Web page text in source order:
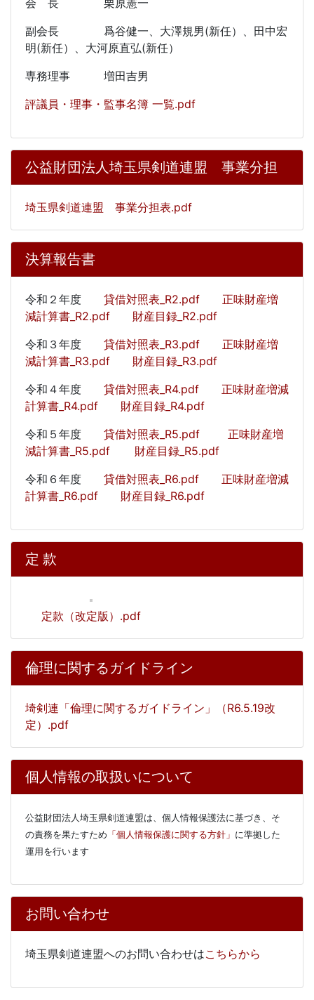
会 長 栗原憲一
副会長 爲谷健一、大澤規男(新任）、田中宏
明(新任）、大河原直弘(新任）
専務理事 増田吉男
評議員・理事・監事名簿 一覧.pdf
公益財団法人埼玉県剣道連盟 事業分担
埼玉県剣道連盟 事業分担表.pdf
決算報告書
令和２年度 貸借対照表_R2.pdf
正味財産増
減計算書_R2.pdf
財産目録_R2.pdf
令和３年度 貸借対照表_R3.pdf
正味財産増
減計算書_R3.pdf
財産目録_R3.pdf
令和４年度 貸借対照表_R4.pdf
正味財産増減
計算書_R4.pdf
財産目録_R4.pdf
令和５年度 貸借対照表_R5.pdf
正味財産増
減計算書_R5.pdf
財産目録_R5.pdf
令和６年度 貸借対照表_R6.pdf
正味財産増減
計算書_R6.pdf
財産目録_R6.pdf
定 款
定款（改定版）.pdf
倫理に関するガイドライン
埼剣連「倫理に関するガイドライン」（R6.5.19改
定）.pdf
個人情報の取扱いについて
公益財団法人埼玉県剣道連盟は、個人情報保護法に基づき、そ
の責務を果たすため 「個人情報保護に関する方針」 に準拠した
運用を行います
お問い合わせ
埼玉県剣道連盟へのお問い合わせはこちらから